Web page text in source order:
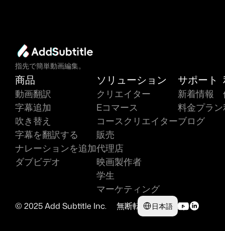
指先で簡単動画編集。
商品
動画翻訳
字幕追加
吹き替え
字幕を翻訳する
ナレーションを追加
ダブビデオ
ソリューション
クリエイター
Eコマース
コースクリエイター
販売
代理店
映画製作者
学生
マーケティング
サポート
新着情報
料金プラン
ブログ
© 2025 Add Subtitle Inc.     無断転載を禁じます
Select Language
日本語